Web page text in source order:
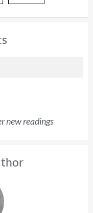
new readings